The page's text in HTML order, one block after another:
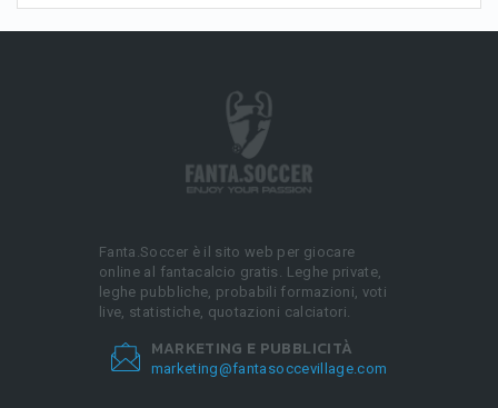
Fanta.Soccer è il sito web per giocare
online al fantacalcio gratis. Leghe private,
leghe pubbliche, probabili formazioni, voti
live, statistiche, quotazioni calciatori.
MARKETING E PUBBLICITÀ
marketing@fantasoccevillage.com